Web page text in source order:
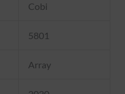
Cobi
5801
Array